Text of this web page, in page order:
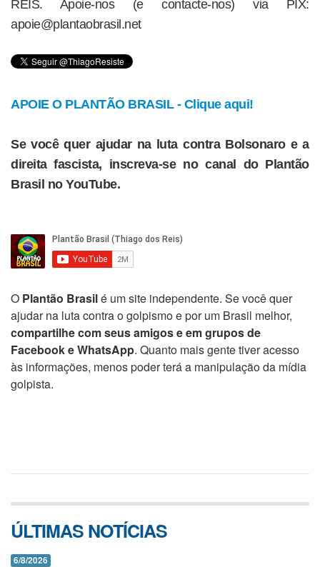
REIS. Apoie-nos (e contacte-nos) via PIX:
apoie@plantaobrasil.net
APOIE O PLANTÃO BRASIL - Clique aqui!
Se você quer ajudar na luta contra Bolsonaro e a
direita fascista, inscreva-se no canal do Plantão
Brasil no YouTube.
O Plantão Brasilé um site independente. Se você quer
ajudar na luta contra o golpismo e por um Brasil melhor,
compartilhe com seus amigos e em grupos de
Facebook e WhatsApp. Quanto mais gente tiver acesso
às informações, menos poder terá a manipulação da mídia
golpista.
ÚLTIMAS NOTÍCIAS
6/8/2026